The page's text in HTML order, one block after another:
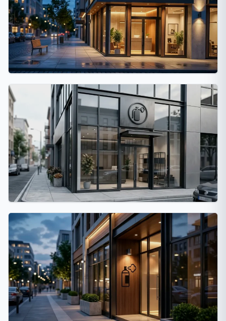
Rosario
26 fumigaciones
La Matanza
24 fumigaciones